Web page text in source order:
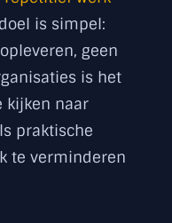
is simpel:
geen
is het
kijken naar
praktische
te verminderen